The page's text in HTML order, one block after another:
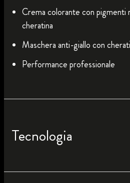
Crema colorante con pigmenti
cheratina
Maschera anti-giallo con
Performance professionale
Tecnologia